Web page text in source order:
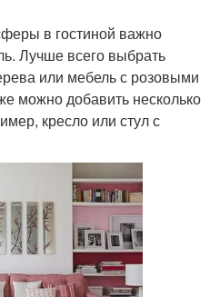
в гостиной важно
Лучше всего выбрать
или мебель с розовыми
можно добавить несколько
кресло или стул с